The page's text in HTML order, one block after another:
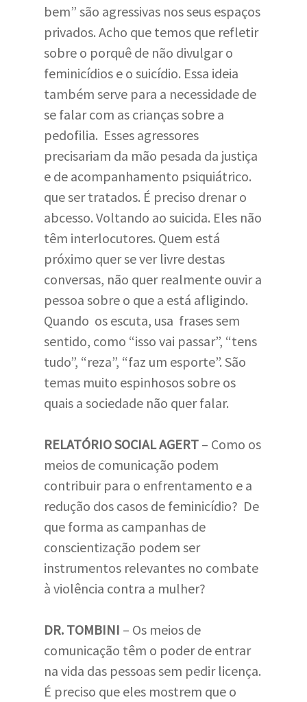
bem” são agressivas nos seus espaços
privados. Acho que temos que refletir
sobre o porquê de não divulgar o
feminicídios e o suicídio. Essa ideia
também serve para a necessidade de
se falar com as crianças sobre a
pedofilia. Esses agressores
precisariam da mão pesada da justiça
e de acompanhamento psiquiátrico.
que ser tratados. É preciso drenar o
abcesso. Voltando ao suicida. Eles não
têm interlocutores. Quem está
próximo quer se ver livre destas
conversas, não quer realmente ouvir a
pessoa sobre o que a está afligindo.
Quando os escuta, usa frases sem
sentido, como “isso vai passar”, “tens
tudo”, “reza”, “faz um esporte”. São
temas muito espinhosos sobre os
quais a sociedade não quer falar.
RELATÓRIO SOCIAL AGERT – Como os
meios de comunicação podem
contribuir para o enfrentamento e a
redução dos casos de feminicídio? De
que forma as campanhas de
conscientização podem ser
instrumentos relevantes no combate
à violência contra a mulher?
DR. TOMBINI – Os meios de
comunicação têm o poder de entrar
na vida das pessoas sem pedir licença.
É preciso que eles mostrem que o